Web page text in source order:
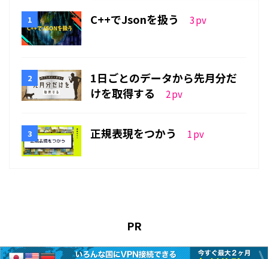
C++でJsonを扱う 3pv
1日ごとのデータから先月分だ
けを取得する
2pv
正規表現をつかう 1pv
PR